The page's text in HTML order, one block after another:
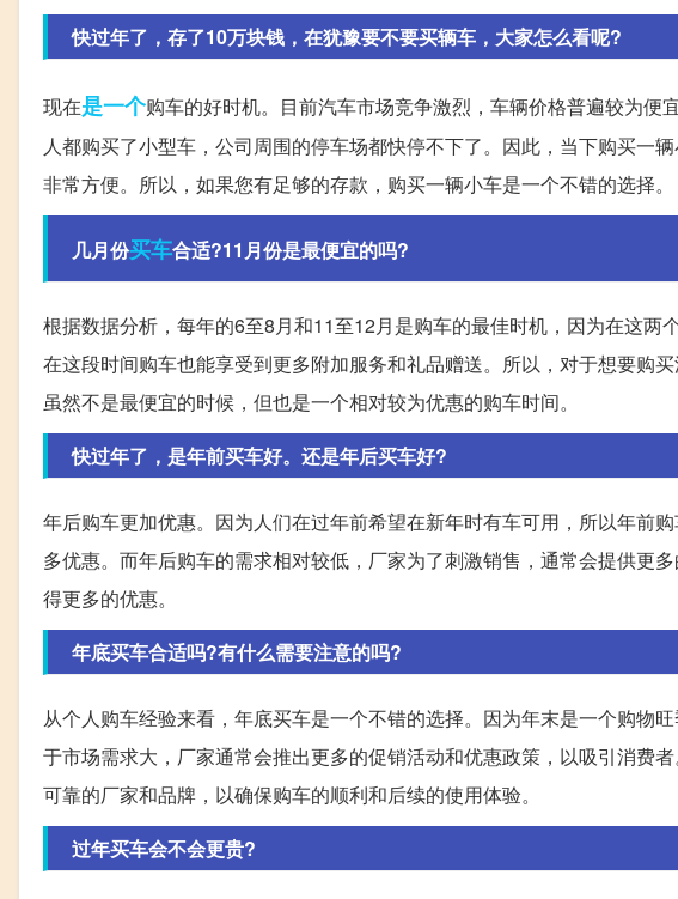
快过年了，存了10万块钱，在犹豫要不要买辆车，大家怎么看呢?
现在是一个购车的好时机。目前汽车市场竞争激烈，车辆价格普遍较为
人都购买了小型车，公司周围的停车场都快停不下了。因此，当下购买一
非常方便。所以，如果您有足够的存款，购买一辆小车是一个不错的选择。
几月份买车合适?11月份是最便宜的吗?
根据数据分析，每年的6至8月和11至12月是购车的最佳时机，因为在这
在这段时间购车也能享受到更多附加服务和礼品赠送。所以，对于想要购
虽然不是最便宜的时候，但也是一个相对较为优惠的购车时间。
快过年了，是年前买车好。还是年后买车好?
年后购车更加优惠。因为人们在过年前希望在新年时有车可用，所以年前
多优惠。而年后购车的需求相对较低，厂家为了刺激销售，通常会提供更
得更多的优惠。
年底买车合适吗?有什么需要注意的吗?
从个人购车经验来看，年底买车是一个不错的选择。因为年末是一个购物
于市场需求大，厂家通常会推出更多的促销活动和优惠政策，以吸引消费
可靠的厂家和品牌，以确保购车的顺利和后续的使用体验。
过年买车会不会更贵?